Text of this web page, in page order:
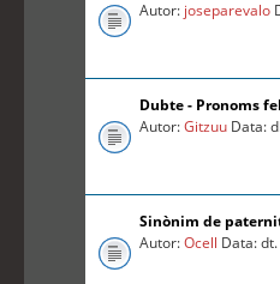
Autor: joseparevalo
Dubte - Pronoms
Autor:Gitzuu Data:
Sinònim de
Autor:Ocell Data: